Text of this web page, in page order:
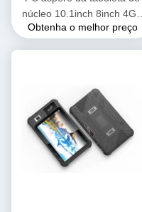
núcleo 10.1inch 8inch 4GB
64GB LTE 4G de Octa com
Obtenha o melhor preço